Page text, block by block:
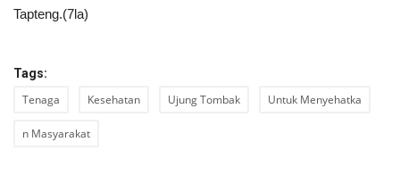
Tapteng.(7la)
Tags:
Tenaga Kesehatan Ujung Tombak Untuk Menyehatka
n Masyarakat